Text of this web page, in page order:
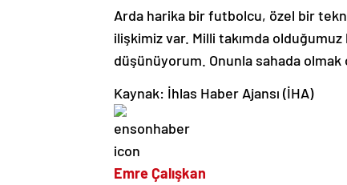
Arda harika bir futbolcu, özel bir
ilişkimiz var. Milli takımda
düşünüyorum. Onunla sahada olmak
Kaynak: İhlas Haber Ajansı (İHA)
Emre Çalışkan